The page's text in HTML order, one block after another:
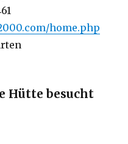
home.php
Hütte besucht